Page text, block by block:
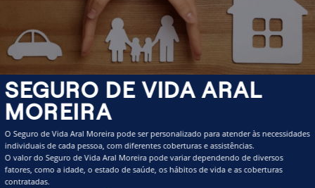
SEGURO DE VIDA ARAL
MOREIRA
O Seguro de Vida Aral Moreira pode ser personalizado para atender às necessidades
individuais de cada pessoa, com diferentes coberturas e assistências.
O valor do Seguro de Vida Aral Moreira pode variar dependendo de diversos
fatores, como a idade, o estado de saúde, os hábitos de vida e as coberturas
contratadas.